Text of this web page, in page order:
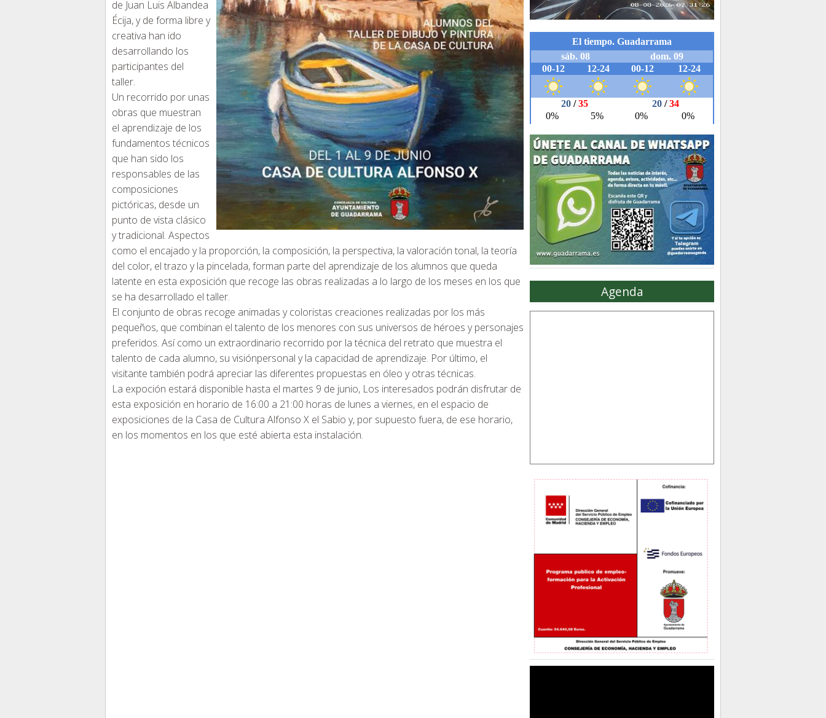
de Juan Luis Albandea
Écija, y de forma libre y
creativa han ido
desarrollando los
participantes del
taller.
Un recorrido por unas
obras que muestran
el aprendizaje de los
fundamentos técnicos
que han sido los
responsables de las
composiciones
pictóricas, desde un
punto de vista clásico
y tradicional. Aspectos
como el encajado y la proporción, la composición, la perspectiva, la valoración tonal, la teoría
del color, el trazo y la pincelada, forman parte del aprendizaje de los alumnos que queda
latente en esta exposición que recoge las obras realizadas a lo largo de los meses en los que
se ha desarrollado el taller.
El conjunto de obras recoge animadas y coloristas creaciones realizadas por los más
pequeños, que combinan el talento de los menores con sus universos de héroes y personajes
preferidos. Así como un extraordinario recorrido por la técnica del retrato que muestra el
talento de cada alumno, su visiónpersonal y la capacidad de aprendizaje. Por último, el
visitante también podrá apreciar las diferentes propuestas en óleo y otras técnicas.
La expoción estará disponible hasta el martes 9 de junio, Los interesados podrán disfrutar de
esta exposición en horario de 16:00 a 21:00 horas de lunes a viernes, en el espacio de
exposiciones de la Casa de Cultura Alfonso X el Sabio y, por supuesto fuera, de ese horario,
en los momentos en los que esté abierta esta instalación.
Agenda